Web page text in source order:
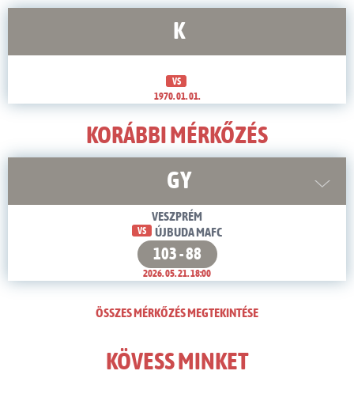
K
VS
1970. 01. 01.
KORÁBBI MÉRKŐZÉS
GY
VESZPRÉM
VS ÚJBUDA MAFC
103 - 88
2026. 05. 21. 18:00
ÖSSZES MÉRKŐZÉS MEGTEKINTÉSE
KÖVESS MINKET